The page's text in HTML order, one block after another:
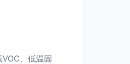
、低温固